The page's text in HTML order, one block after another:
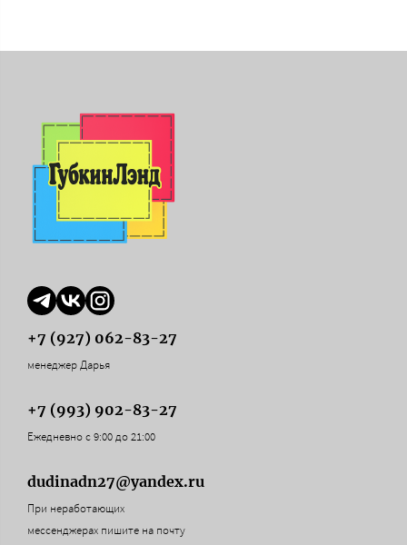
+7 (927) 062-83-27
менеджер Дарья
+7 (993) 902-83-27
Ежедневно с 9:00 до 21:00
dudinadn27@yandex.ru
При неработающих
мессенджерах пишите на почту